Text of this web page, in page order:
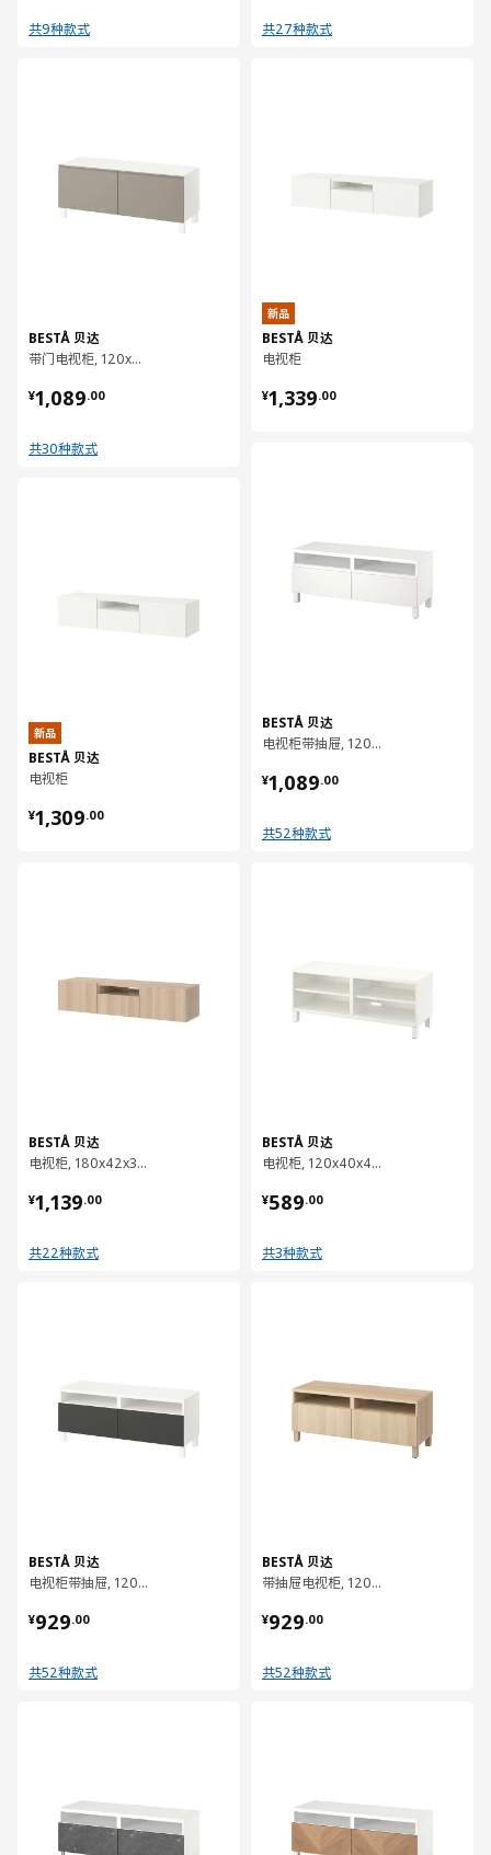
共9种款式
BESTÅ 贝达
带门电视柜, 120x42x48 厘米
¥1,089.00
¥ 1089.00
共30种款式
新品
BESTÅ 贝达
电视柜
¥1,309.00
¥ 1309.00
BESTÅ 贝达
电视柜, 180x42x39 厘米
¥1,139.00
¥ 1139.00
共22种款式
BESTÅ 贝达
电视柜带抽屉, 120x42x48 厘米
¥929.00
¥ 929.00
共52种款式
共27种款式
新品
BESTÅ 贝达
电视柜
¥1,339.00
¥ 1339.00
BESTÅ 贝达
电视柜带抽屉, 120x42x48 厘米
¥1,089.00
¥ 1089.00
共52种款式
BESTÅ 贝达
电视柜, 120x40x48 厘米
¥589.00
¥ 589.00
共3种款式
BESTÅ 贝达
带抽屉电视柜, 120x42x48 厘米
¥929.00
¥ 929.00
共52种款式